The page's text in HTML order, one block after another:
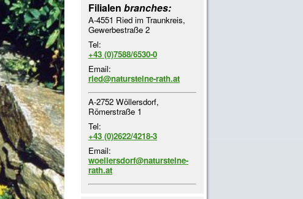
Filialen branches:
A-4551 Ried im Traunkreis,
Gewerbestraße 2
Tel:
+43 (0)7588/6530-0
Email:
ried@natursteine-rath.at
A-2752 Wöllersdorf,
Römerstraße 1
Tel:
+43 (0)2622/4218-3
Email:
woellersdorf@natursteine-
rath.at